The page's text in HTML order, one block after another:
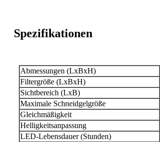
Spezifikationen
Abmessungen (LxBxH)
Filtergröße (LxBxH)
Sichtbereich (LxB)
Maximale Schneidgelgröße
Gleichmäßigkeit
Helligkeitsanpassung
LED-Lebensdauer (Stunden)